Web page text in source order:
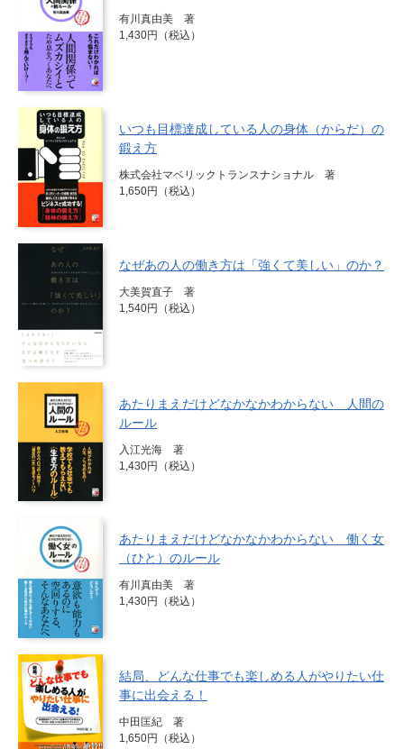
有川真由美 著
1,430円（税込）
いつも目標達成している人の身体（からだ）の
鍛え方
株式会社マベリックトランスナショナル 著
1,650円（税込）
なぜあの人の働き方は「強くて美しい」のか？
大美賀直子 著
1,540円（税込）
あたりまえだけどなかなかわからない 人間の
ルール
入江光海 著
1,430円（税込）
あたりまえだけどなかなかわからない 働く女
（ひと）のルール
有川真由美 著
1,430円（税込）
結局、どんな仕事でも楽しめる人がやりたい仕
事に出会える！
中田匡紀 著
1,650円（税込）